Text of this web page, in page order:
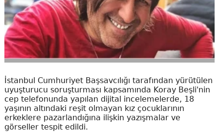
İstanbul Cumhuriyet Başsavcılığı tarafından yürütülen
uyuşturucu soruşturması kapsamında Koray Beşli'nin
cep telefonunda yapılan dijital incelemelerde, 18
yaşının altındaki reşit olmayan kız çocuklarının
erkeklere pazarlandığına ilişkin yazışmalar ve
görseller tespit edildi.